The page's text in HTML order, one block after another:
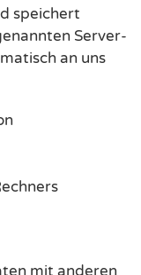
speichert
Server-
an uns
mit anderen